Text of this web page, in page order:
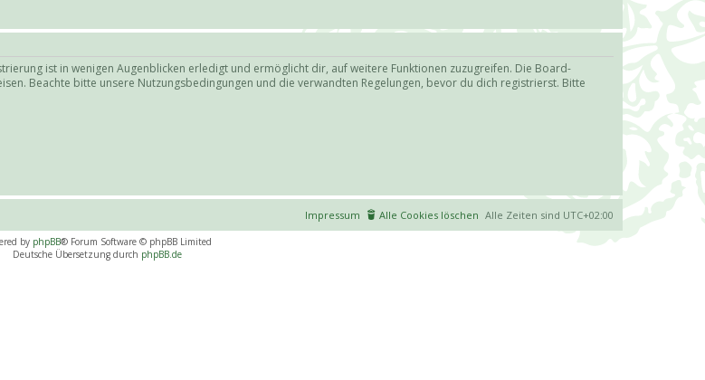
ist in wenigen Augenblicken erledigt und ermöglicht dir, auf weitere Funktionen zuzugreifen. Die Board-
Beachte bitte unsere Nutzungsbedingungen und die verwandten Regelungen, bevor du dich registrierst. Bitte
Alle Zeiten sind UTC+02:00
Alle Cookies löschen
Impressum
by phpBB® Forum Software © phpBB Limited
Deutsche Übersetzung durch phpBB.de